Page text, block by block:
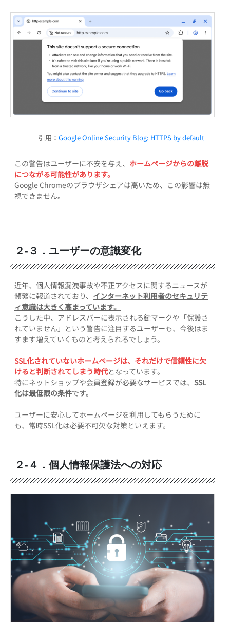
引用： Google Online Security Blog: HTTPS by default
この警告はユーザーに不安を与え、 ホームページからの離脱
につながる可能性があります。
Google Chromeのブラウザシェアは高いため、この影響は無
視できません。
２-３．ユーザーの意識変化
近年、個人情報漏洩事故や不正アクセスに関するニュースが
頻繁に報道されており、 インターネット利用者のセキュリテ
ィ意識は大きく高まっています。
こうした中、アドレスバーに表示される鍵マークや「保護さ
れていません」という警告に注目するユーザーも、今後はま
すます増えていくものと考えられるでしょう。
SSL化されていないホームページは、それだけで信頼性に欠
けると判断されてしまう時代となっています。
特にネットショップや会員登録が必要なサービスでは、 SSL
化は最低限の条件です。
ユーザーに安心してホームページを利用してもらうために
も、常時SSL化は必要不可欠な対策といえます。
２-４．個人情報保護法への対応